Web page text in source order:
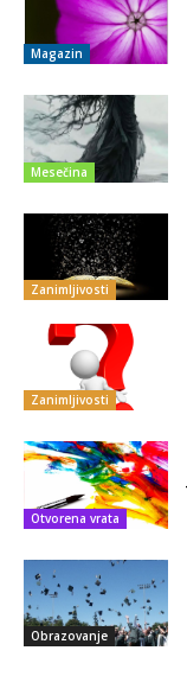
Magazin
Mesečina
Zanimljivosti
Zanimljivosti
Otvorena vrata
Obrazovanje